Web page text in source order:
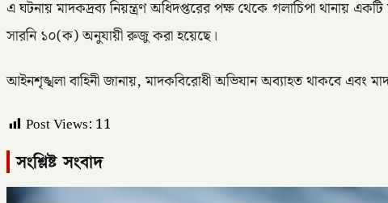
এ ঘটনায় মাদকদ্রব্য নিয়ন্ত্রণ অধিদপ্তরের পক্ষ থেকে গলাচিপা থানায়
সারনি ১০(ক) অনুযায়ী রুজু করা হয়েছে।
আইনশৃঙ্খলা বাহিনী জানায়, মাদকবিরোধী অভিযান অব্যাহত থাকবে এবং
Post Views: 11
সংশ্লিষ্ট সংবাদ